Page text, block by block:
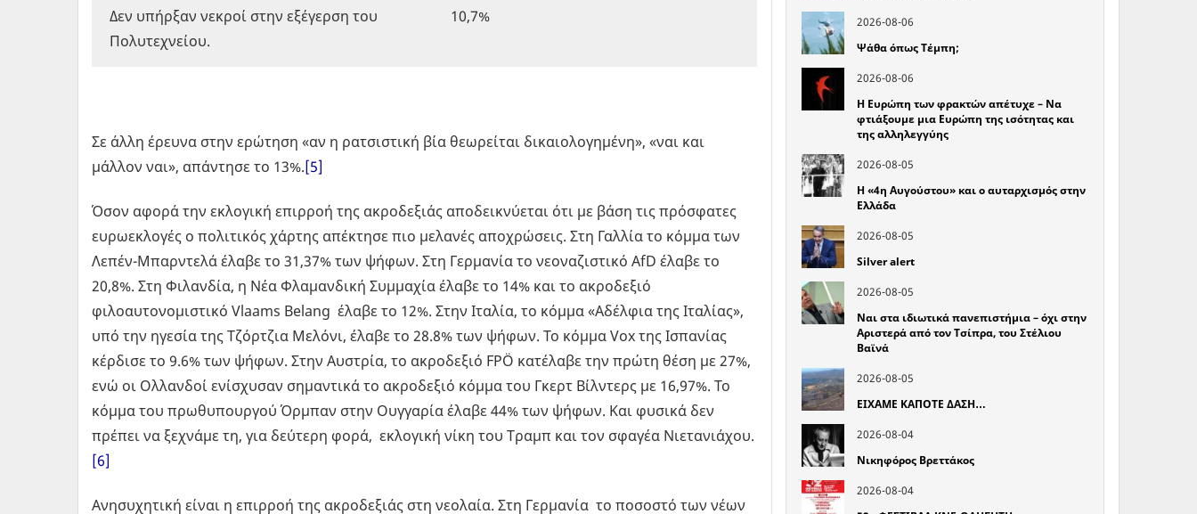
Δεν υπήρξαν νεκροί στην εξέγερση του
Πολυτεχνείου.
10,7%
Σε άλλη έρευνα στην ερώτηση «αν η ρατσιστική βία θεωρείται δικαιολογημένη», «ναι και
μάλλον ναι», απάντησε το 13%.[5]
Όσον αφορά την εκλογική επιρροή της ακροδεξιάς αποδεικνύεται ότι με βάση τις πρόσφατες
ευρωεκλογές ο πολιτικός χάρτης απέκτησε πιο μελανές αποχρώσεις. Στη Γαλλία το κόμμα των
Λεπέν-Μπαρντελά έλαβε το 31,37% των ψήφων. Στη Γερμανία το νεοναζιστικό AfD έλαβε το
20,8%. Στη Φιλανδία, η Νέα Φλαμανδική Συμμαχία έλαβε το 14% και το ακροδεξιό
φιλοαυτονομιστικό Vlaams Belang έλαβε το 12%. Στην Ιταλία, το κόμμα «Αδέλφια της Ιταλίας»,
υπό την ηγεσία της Τζόρτζια Μελόνι, έλαβε το 28.8% των ψήφων. Το κόμμα Vox της Ισπανίας
κέρδισε το 9.6% των ψήφων. Στην Αυστρία, το ακροδεξιό FPÖ κατέλαβε την πρώτη θέση με 27%,
ενώ οι Ολλανδοί ενίσχυσαν σημαντικά το ακροδεξιό κόμμα του Γκερτ Βίλντερς με 16,97%. Το
κόμμα του πρωθυπουργού Όρμπαν στην Ουγγαρία έλαβε 44% των ψήφων. Και φυσικά δεν
πρέπει να ξεχνάμε τη, για δεύτερη φορά, εκλογική νίκη του Τραμπ και τον σφαγέα Νιετανιάχου.
[6]
Ανησυχητική είναι η επιρροή της ακροδεξιάς στη νεολαία. Στη Γερμανία το ποσοστό των νέων
2026-08-06
Ψάθα όπως Τέμπη;
2026-08-06
Η Ευρώπη των φρακτών απέτυχε – Να
φτιάξουμε μια Ευρώπη της ισότητας και
της αλληλεγγύης
2026-08-05
Η «4η Αυγούστου» και ο αυταρχισμός στην
Ελλάδα
2026-08-05
Silver alert
2026-08-05
Ναι στα ιδιωτικά πανεπιστήμια – όχι στην
Αριστερά από τον Τσίπρα, του Στέλιου
Βαϊνά
2026-08-05
ΕΙΧΑΜΕ ΚΑΠΟΤΕ ΔΑΣΗ…
2026-08-04
Νικηφόρος Βρεττάκος
2026-08-04